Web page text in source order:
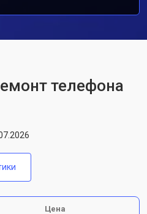
телефона
Цена